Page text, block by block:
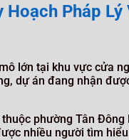
Pháp
lớn tại khu vực cửa
dự án đang nhận
phường Tân
nhiều người tìm